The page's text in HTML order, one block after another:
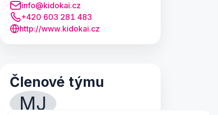
info@kidokai.cz
+420 603 281 483
http://www.kidokai.cz
Členové týmu
MJ